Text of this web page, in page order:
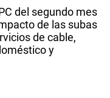
del segundo mes
de las subas
de cable,
y